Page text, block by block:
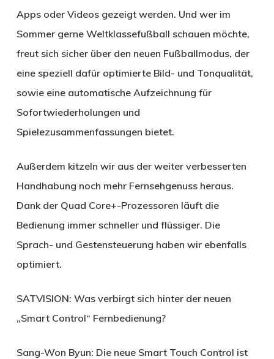
Apps oder Videos gezeigt werden. Und wer im
Sommer gerne Weltklassefußball schauen möchte,
freut sich sicher über den neuen Fußballmodus, der
eine speziell dafür optimierte Bild- und Tonqualität,
sowie eine automatische Aufzeichnung für
Sofortwiederholungen und
Spielezusammenfassungen bietet.
Außerdem kitzeln wir aus der weiter verbesserten
Handhabung noch mehr Fernsehgenuss heraus.
Dank der Quad Core+-Prozessoren läuft die
Bedienung immer schneller und flüssiger. Die
Sprach- und Gestensteuerung haben wir ebenfalls
optimiert.
SATVISION: Was verbirgt sich hinter der neuen
„Smart Control“ Fernbedienung?
Sang-Won Byun: Die neue Smart Touch Control ist